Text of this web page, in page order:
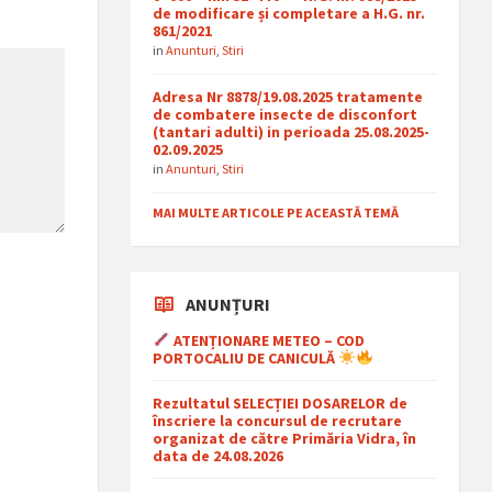
de modificare și completare a H.G. nr.
861/2021
inAnunturi ,Stiri
Adresa Nr 8878/19.08.2025 tratamente
de combatere insecte de disconfort
(tantari adulti) in perioada 25.08.2025-
02.09.2025
inAnunturi ,Stiri
MAI MULTE ARTICOLE PE ACEASTĂ TEMĂ
ANUNȚURI
ATENȚIONARE METEO – COD
PORTOCALIU DE CANICULĂ
Rezultatul SELECȚIEI DOSARELOR de
înscriere la concursul de recrutare
organizat de către Primăria Vidra, în
data de 24.08.2026